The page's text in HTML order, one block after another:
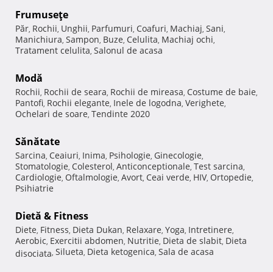
Frumuseţe
Păr, Rochii, Unghii, Parfumuri, Coafuri, Machiaj, Sani,
Manichiura, Sampon, Buze, Celulita, Machiaj ochi,
Tratament celulita, Salonul de acasa
Modă
Rochii, Rochii de seara, Rochii de mireasa, Costume de baie,
Pantofi, Rochii elegante, Inele de logodna, Verighete,
Ochelari de soare, Tendinte 2020
Sănătate
Sarcina, Ceaiuri, Inima, Psihologie, Ginecologie,
Stomatologie, Colesterol, Anticonceptionale, Test sarcina,
Cardiologie, Oftalmologie, Avort, Ceai verde, HIV, Ortopedie,
Psihiatrie
Dietă & Fitness
Diete, Fitness, Dieta Dukan, Relaxare, Yoga, Intretinere,
Aerobic, Exercitii abdomen, Nutritie, Dieta de slabit, Dieta
disociata, Silueta, Dieta ketogenica, Sala de acasa